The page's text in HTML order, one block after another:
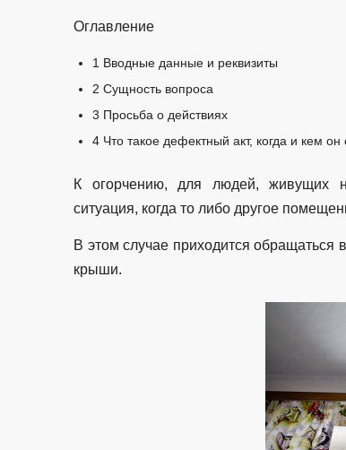
Оглавление
1 Вводные данные и реквизиты
2 Сущность вопроса
3 Просьба о действиях
4 Что такое дефектный акт, когда и кем он
К огорчению, для людей, живущих
ситуация, когда то либо другое
В этом случае приходится
крыши.